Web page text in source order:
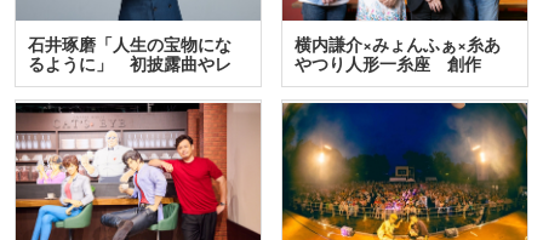
石井琢磨「人生の宝物にな
るように」 初披露曲やレ
ア…
横内謙介×みょんふぁ×糸あ
やつり人形一糸座 創作
人…